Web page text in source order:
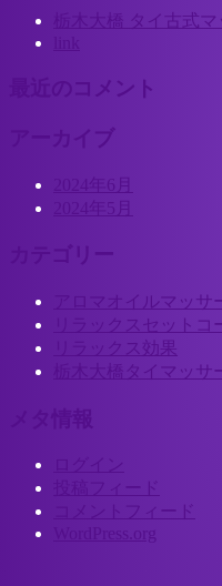
栃木大橋 タイ古式
最近のコメント
アーカイブ
2024年6月
2024年5月
カテゴリー
アロマオイルマッサ
リラックスセットコ
リラックス効果
栃木大橋タイマッサ
投稿フィード
コメントフィード
WordPress.org